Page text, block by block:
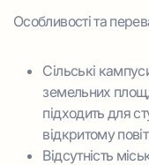
Особливості та
Сільські
земельних
підходить для
відкритому
Відсутність